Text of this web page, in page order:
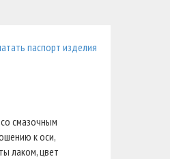
паспорт изделия
смазочным
к оси,
лаком, цвет